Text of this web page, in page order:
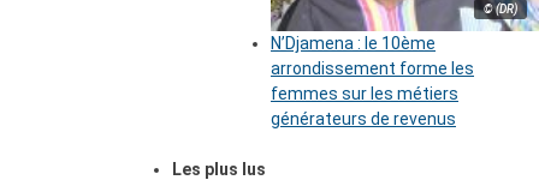
© (DR)
N’Djamena : le 10ème
arrondissement forme les
femmes sur les métiers
générateurs de revenus
Les plus lus